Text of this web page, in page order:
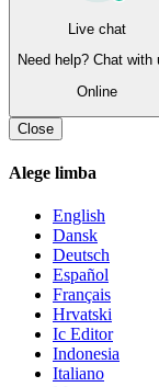
Live chat
Need help? Chat with
Online
Close
Alege limba
English
Dansk
Deutsch
Español
Français
Hrvatski
Ic Editor
Indonesia
Italiano